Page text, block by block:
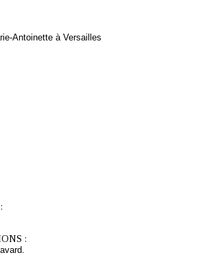
Antoinette à Versailles
: